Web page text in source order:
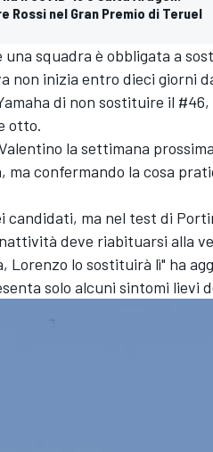
nel Gran Premio di Teruel
squadra è obbligata a
non inizia entro dieci giorni
di non sostituire il
otto.
la settimana
ma confermando la cosa
candidati, ma nel test di
deve riabituarsi alla
Lorenzo lo sostituirà lì" ha
solo alcuni sintomi lievi